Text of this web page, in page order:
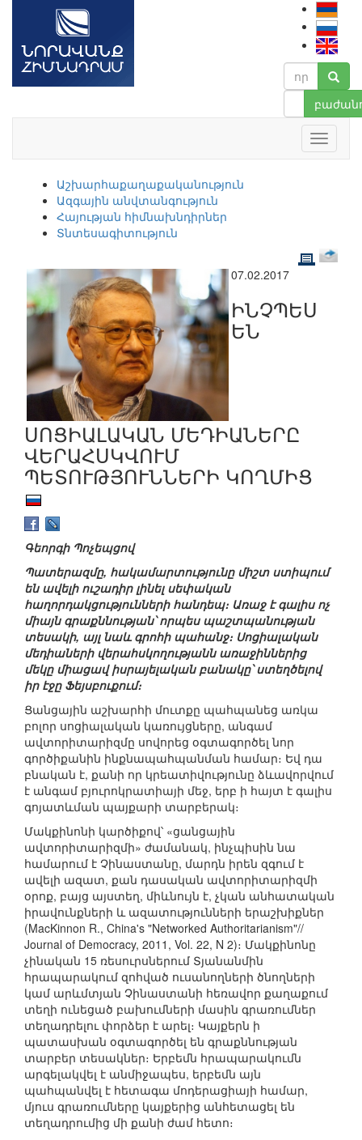
Աշխարհաքաղաքականություն
Ազգային անվտանգություն
Հայության հիմնախնդիրներ
Տնտեսագիտություն
07.02.2017
ԻՆՉՊԵՍ
ԵՆ
ՍՈՑԻԱԼԱԿԱՆ ՄԵԴԻԱՆԵՐԸ
ՎԵՐԱՀՍԿՎՈՒՄ
ՊԵՏՈՒԹՅՈՒՆՆԵՐԻ ԿՈՂՄԻՑ
Գեորգի Պոչեպցով
Պատերազմը, հակամարտությունը միշտ ստիպում
են ավելի ուշադիր լինել սեփական
հաղորդակցությունների հանդեպ։ Առաջ է գալիս ոչ
միայն գրաքննության՝ որպես պաշտպանության
տեսակի, այլ նաև գրոհի պահանջ։ Սոցիալական
մեդիաների վերահսկողությանն առաջիններից
մեկը միացավ իսրայելական բանակը՝ ստեղծելով
իր էջը Ֆեյսբուքում։
Ցանցային աշխարհի մուտքը պահպանեց առկա
բոլոր սոցիալական կառույցները, անգամ
ավտորիտարիզմը սովորեց օգտագործել նոր
գործիքանին ինքնապահպանման համար։ Եվ դա
բնական է, քանի որ կրեատիվությունը ձևավորվում
է անգամ բյուրոկրատիայի մեջ, երբ ի հայտ է գալիս
գոյատևման պայքարի տարբերակ։
Մակքինոնի կարծիքով՝ «ցանցային
ավտորիտարիզմի» ժամանակ, ինչպիսին նա
համարում է Չինաստանը, մարդն իրեն զգում է
ավելի ազատ, քան դասական ավտորիտարիզմի
օրոք, բայց այստեղ, միևնույն է, չկան անհատական
իրավունքների և ազատությունների երաշխիքներ
(MacKinnon R., China's "Networked Authoritarianism"//
Journal of Democracy, 2011, Vol. 22, N 2)։ Մակքինոնը
չինական 15 ռեսուրսներում Տյանանմին
հրապարակում զոհված ուսանողների ծնողների
կամ արևմտյան Չինաստանի հեռավոր քաղաքում
տեղի ունեցած բախումների մասին գրառումներ
տեղադրելու փորձեր է արել։ Կայքերն ի
պատասխան օգտագործել են գրաքննության
տարբեր տեսակներ։ Երբեմն հրապարակումն
արգելակվել է անմիջապես, երբեմն այն
պահպանվել է հետագա մոդերացիայի համար,
մյուս գրառումները կայքերից անհետացել են
տեղադրումից մի քանի ժամ հետո։